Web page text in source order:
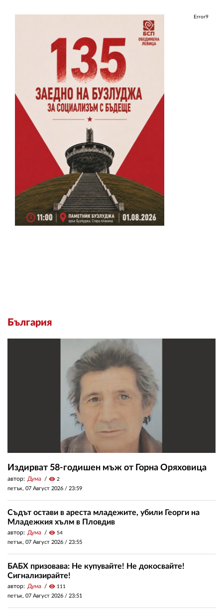
Error9
България
Издирват 58-годишен мъж от Горна Оряховица
автор: Дума visibility 2
петък, 07 Август 2026 / 23:59
Съдът остави в ареста младежите, убили Георги на
Младежкия хълм в Пловдив
автор: Дума visibility 54
петък, 07 Август 2026 / 23:55
БАБХ призовава: Не купувайте! Не докосвайте!
Сигнализирайте!
автор: Дума visibility 111
петък, 07 Август 2026 / 23:51